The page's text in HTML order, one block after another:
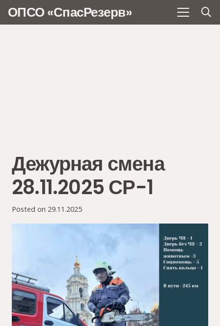
ОПСО «СпасРезерв»
Дежурная смена
28.11.2025 СР-1
Posted on 29.11.2025